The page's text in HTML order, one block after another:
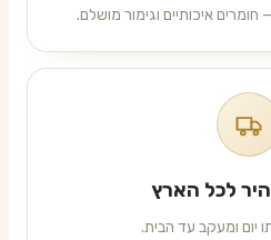
איכותיים וגימור מושלם.
לכל הארץ
יום ומעקב עד הבית.